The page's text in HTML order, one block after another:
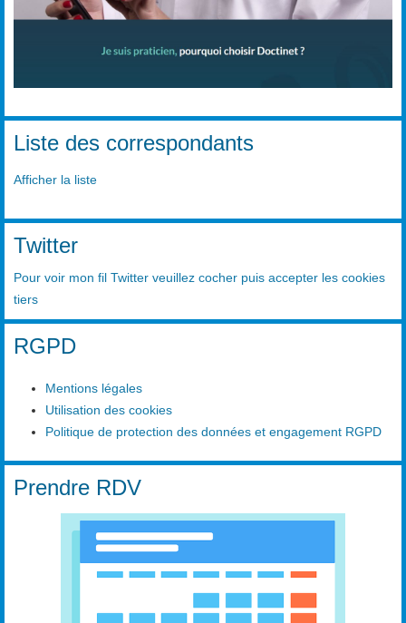
Liste des correspondants
Afficher la liste
Twitter
Pour voir mon fil Twitter veuillez cocher puis accepter les cookies
tiers
RGPD
Mentions légales
Utilisation des cookies
Politique de protection des données et engagement RGPD
Prendre RDV